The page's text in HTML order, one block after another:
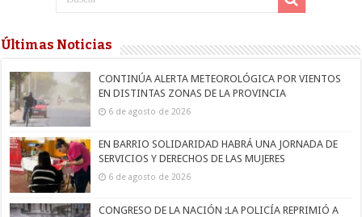
Últimas Noticias
CONTINÚA ALERTA METEOROLÓGICA POR VIENTOS
EN DISTINTAS ZONAS DE LA PROVINCIA
6 de agosto de 2026
EN BARRIO SOLIDARIDAD HABRÁ UNA JORNADA DE
SERVICIOS Y DERECHOS DE LAS MUJERES
6 de agosto de 2026
CONGRESO DE LA NACIÓN :LA POLICÍA REPRIMIÓ A